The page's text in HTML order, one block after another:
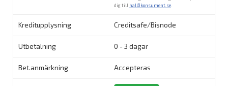
dig till hallåkonsument.se
Creditsafe/Bisnode
0 - 3 dagar
Accepteras